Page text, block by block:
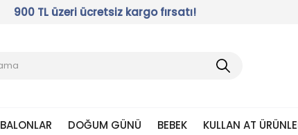
900 TL üzeri ücretsiz kargo fırsatı!
BALONLAR DOĞUM GÜNÜ BEBEK KULLAN AT